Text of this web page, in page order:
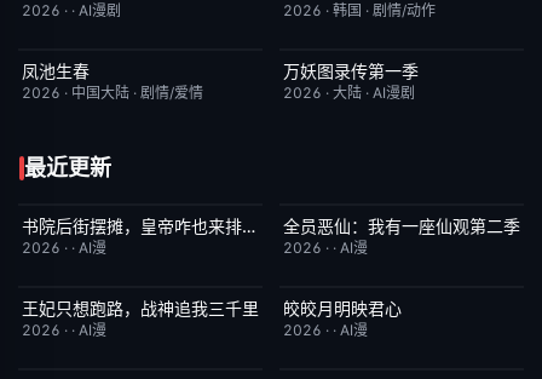
2026 · · AI漫剧 2026 · 韩国 · 剧情/动作
已完结
凤池生春
2026 · 中国大陆 · 剧情/爱情
完结
万妖图录传第一季
2026 · 大陆 · AI漫剧
最近更新
完结 7.0书院后街摆摊，皇帝咋也来排队第三季
2026 · · AI漫
完结 2.0
全员恶仙：我有一座仙观第二季
2026 · · AI漫
完结 4.0
王妃只想跑路，战神追我三千里
2026 · · AI漫
完结
皎皎月明映君心
2026 · · AI漫